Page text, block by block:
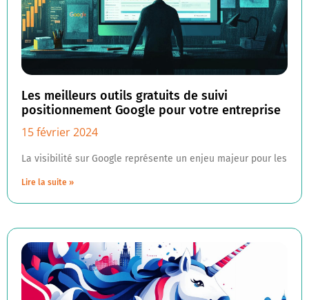
Les meilleurs outils gratuits de suivi
positionnement Google pour votre entreprise
15 février 2024
La visibilité sur Google représente un enjeu majeur pour les
Lire la suite »